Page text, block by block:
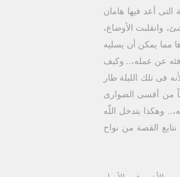
التى أعد فيها هامان
وانقلبت الأوضاع،
مما يمكن أن يسليه
عن عمله،.. وكيف
فى تلك الليلة طار
من أقسى الضوارى
وهكذا يتدخل اللّه
القصة من نواح